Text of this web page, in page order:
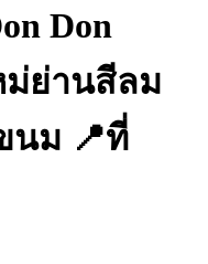
Don
ม่ย่านสีลม
นม 📍ที่